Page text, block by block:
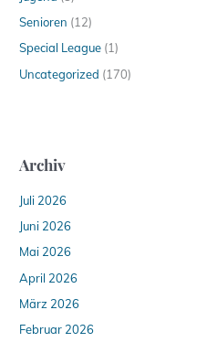
Senioren (12)
Special League (1)
Uncategorized (170)
Archiv
Juli 2026
Juni 2026
Mai 2026
April 2026
März 2026
Februar 2026